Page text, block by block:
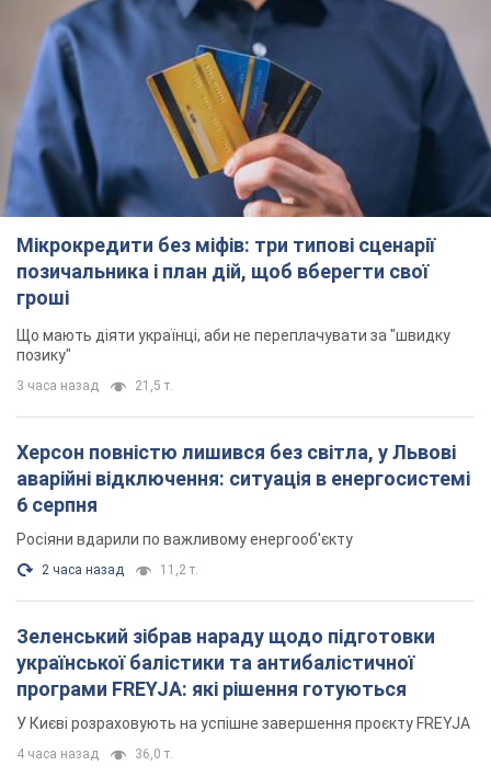
Мікрокредити без міфів: три типові сценарії
позичальника і план дій, щоб вберегти свої
гроші
Що мають діяти українці, аби не переплачувати за "швидку
позику"
3 часа назад 21,5 т.
Херсон повністю лишився без світла, у Львові
аварійні відключення: ситуація в енергосистемі
6 серпня
Росіяни вдарили по важливому енергооб'єкту
2 часа назад 11,2 т.
Зеленський зібрав нараду щодо підготовки
української балістики та антибалістичної
програми FREYJA: які рішення готуються
У Києві розраховують на успішне завершення проєкту FREYJA
4 часа назад 36,0 т.